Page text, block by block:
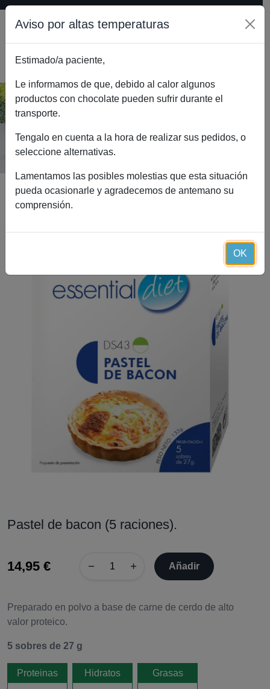
Pastel de bacon (5 raciones).
Inicio Catálogo Pastel de bacon (5 raciones).
Pastel de bacon (5 raciones).
14,95 € − + Añadir
Preparado en polvo a base de carne de cerdo de alto
valor proteico.
5 sobres de 27 g
Proteinas Hidratos Grasas
Aviso por altas temperaturas
Estimado/a paciente,
Le informamos de que, debido al calor algunos
productos con chocolate pueden sufrir durante el
transporte.
Tengalo en cuenta a la hora de realizar sus pedidos, o
seleccione alternativas.
Lamentamos las posibles molestias que esta situación
pueda ocasionarle y agradecemos de antemano su
comprensión.
OK